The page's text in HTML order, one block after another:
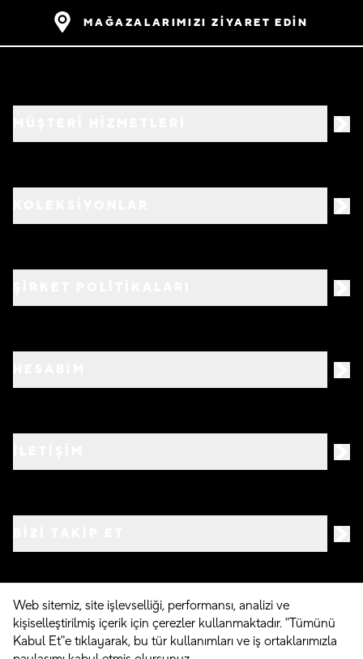
MAĞAZALARIMIZI ZİYARET EDİN
©2026 Crocs.com.tr • Tüm hakları saklıdır
Web sitemiz, site işlevselliği, performansı, analizi ve
kişiselleştirilmiş içerik için çerezler kullanmaktadır. "Tümünü
Kabul Et"e tıklayarak, bu tür kullanımları ve iş ortaklarımızla